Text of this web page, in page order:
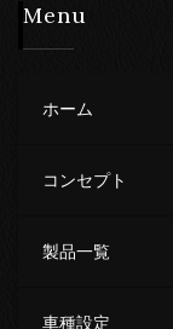
Menu
ホーム
コンセプト
製品一覧
車種設定